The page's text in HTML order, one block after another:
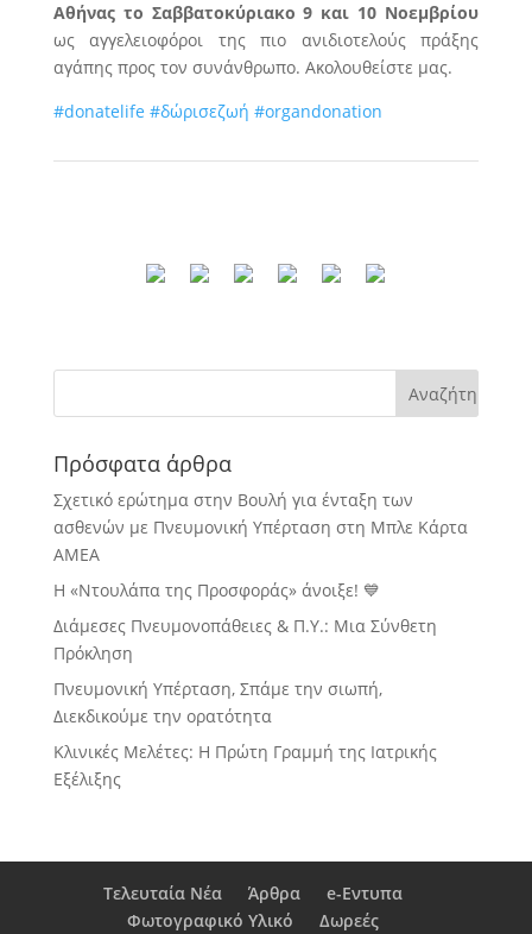
Αθήνας το Σαββατοκύριακο 9 και 10 Νοεμβρίου
ως αγγελειοφόροι της πιο ανιδιοτελούς πράξης
αγάπης προς τον συνάνθρωπο. Ακολουθείστε μας.
#donatelife #δώρισεζωή #organdonation
Πρόσφατα άρθρα
Σχετικό ερώτημα στην Βουλή για ένταξη των
ασθενών με Πνευμονική Υπέρταση στη Μπλε Κάρτα
ΑΜΕΑ
Η «Ντουλάπα της Προσφοράς» άνοιξε! 💙
Διάμεσες Πνευμονοπάθειες & Π.Υ.: Μια Σύνθετη
Πρόκληση
Πνευμονική Υπέρταση, Σπάμε την σιωπή,
Διεκδικούμε την ορατότητα
Κλινικές Μελέτες: Η Πρώτη Γραμμή της Ιατρικής
Εξέλιξης
Τελευταία Νέα Άρθρα
e-Eντυπα
Φωτογραφικό Υλικό
Δωρεές